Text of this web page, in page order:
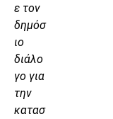
ε τον
δημόσ
ιο
διάλο
γο για
την
κατασ